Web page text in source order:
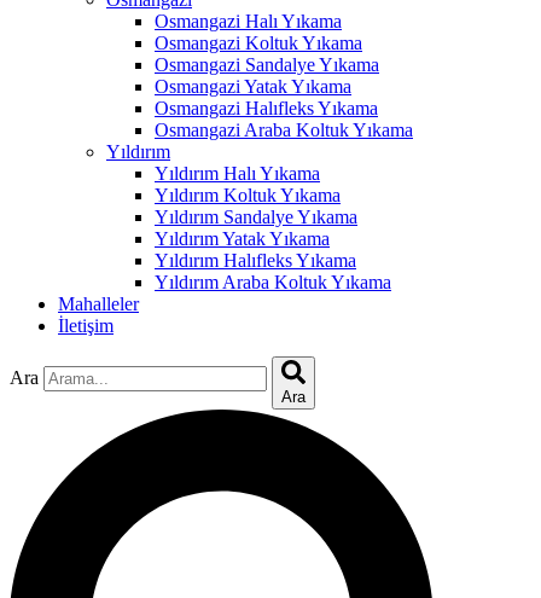
panel
panel
panel
panel
panel
panel
Osmangazi Halı Yıkama
Osmangazi Koltuk Yıkama
Osmangazi Sandalye Yıkama
Osmangazi Yatak Yıkama
Osmangazi Halıfleks Yıkama
Osmangazi Araba Koltuk Yıkama
Yıldırım
Yıldırım Halı Yıkama
Yıldırım Koltuk Yıkama
Yıldırım Sandalye Yıkama
Yıldırım Yatak Yıkama
Yıldırım Halıfleks Yıkama
Yıldırım Araba Koltuk Yıkama
Mahalleler
İletişim
Ara
Ara